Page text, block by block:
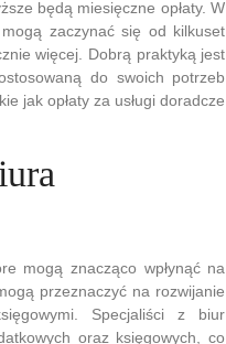
będą miesięczne opłaty. W
zaczynać się od kilkuset
więcej. Dobrą praktyką jest
do swoich potrzeb
jak opłaty za usługi doradcze
mogą znacząco wpłynąć na
przeznaczyć na rozwijanie
Specjaliści z biur
oraz księgowych, co